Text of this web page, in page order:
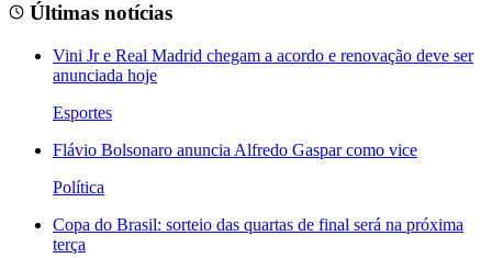
Últimas notícias
Vini Jr e Real Madrid chegam a acordo e renovação deve ser
anunciada hoje
Esportes
Flávio Bolsonaro anuncia Alfredo Gaspar como vice
Política
Copa do Brasil: sorteio das quartas de final será na próxima
terça